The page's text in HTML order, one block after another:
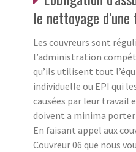
le nettoyage
Les couvreurs sont
l’administration
qu’ils utilisent tout
individuelle ou EPI qui
causées par leur travail
doivent a minima porter
En faisant appel aux
Couvreur 06 que nous